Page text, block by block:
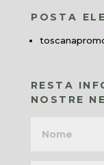
POSTA
RESTA
NOSTRE